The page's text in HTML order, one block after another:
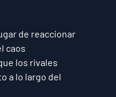
de reaccionar
caos
los rivales
a lo largo del